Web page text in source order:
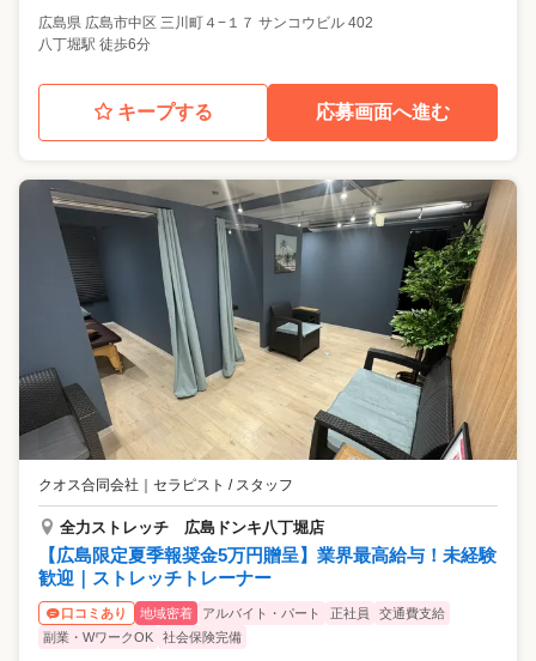
広島県 広島市中区 三川町４−１７ サンコウビル 402
八丁堀駅 徒歩6分
キープする 応募画面へ進む
クオス合同会社 セラピスト / スタッフ
全力ストレッチ 広島ドンキ八丁堀店
【広島限定夏季報奨金5万円贈呈】業界最高給与！未経験
歓迎｜ストレッチトレーナー
口コミあり 地域密着 アルバイト・パート 正社員
交通費支給
副業・WワークOK
社会保険完備